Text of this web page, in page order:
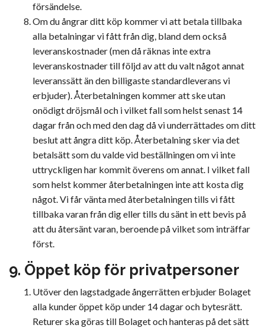
försändelse.
Om du ångrar ditt köp kommer vi att betala tillbaka
alla betalningar vi fått från dig, bland dem också
leveranskostnader (men då räknas inte extra
leveranskostnader till följd av att du valt något annat
leveranssätt än den billigaste standardleverans vi
erbjuder). Återbetalningen kommer att ske utan
onödigt dröjsmål och i vilket fall som helst senast 14
dagar från och med den dag då vi underrättades om ditt
beslut att ångra ditt köp. Återbetalning sker via det
betalsätt som du valde vid beställningen om vi inte
uttryckligen har kommit överens om annat. I vilket fall
som helst kommer återbetalningen inte att kosta dig
något. Vi får vänta med återbetalningen tills vi fått
tillbaka varan från dig eller tills du sänt in ett bevis på
att du återsänt varan, beroende på vilket som inträffar
först.
9. Öppet köp för privatpersoner
Utöver den lagstadgade ångerrätten erbjuder Bolaget
alla kunder öppet köp under 14 dagar och bytesrätt.
Returer ska göras till Bolaget och hanteras på det sätt